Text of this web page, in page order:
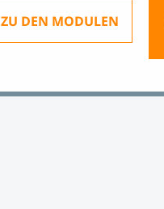
ZU DEN MODULEN